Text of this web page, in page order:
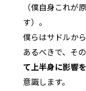
（僕自身これが
す）。
僕らはサドルか
あるべきで、そ
て上半身に影響
意識します。